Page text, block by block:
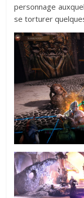
personnage
se torturer